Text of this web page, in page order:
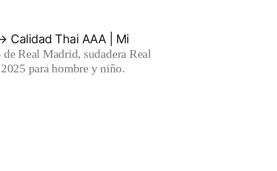
Calidad Thai AAA | Mi
Real Madrid, sudadera Real
para hombre y niño.